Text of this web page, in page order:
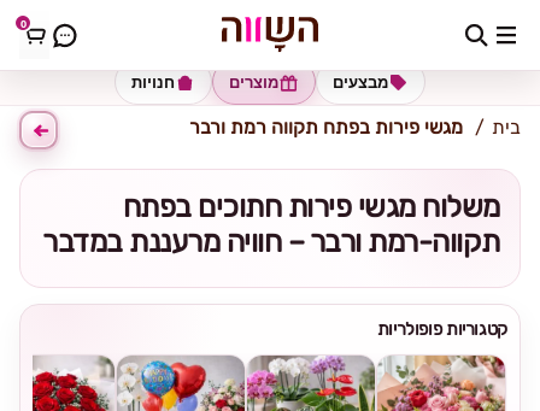
0 כתובת למשלוח הזינו כתובת
חנויות מוצרים מבצעים
בית מגשי פירות בפתח תקווה רמת ורבר
משלוח מגשי פירות חתוכים בפתח
תקווה-רמת ורבר – חוויה מרעננת במדבר
קטגוריות פופולריות